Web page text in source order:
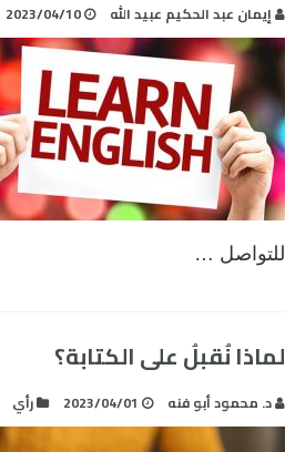
إيمان عبد الحكيم عبيد الله 2023/04/10
للتواصل …
لماذا نُقبلُ على الكتابة؟
د. محمود أبو فنه 2023/04/01 رأي